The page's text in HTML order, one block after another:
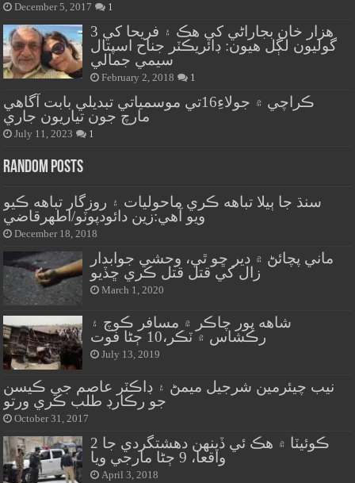
December 5, 2017 1
هزار خان بجاراڻي کي هڪ ۽ فريحا کي 3
گوليون لڳل هيون: ڊائريڪٽر جناح اسپتال
سيمي جمالي
February 2, 2018 1
ڪراچي ۾ جولاءِ16تي موسمياتي تبديلي بابت آگاهي
مارچ جون تياريون جاري
July 11, 2023 1
Random Posts
سنڌ جا ٻيلا تباهه ڪري ماحوليات ۽ روزگار تباهه ڪيو
ويو آهي:زين دائودپوٽو/اطهرقاضي
December 18, 2018
ماني پچائڻ ۾ دير ڇو ٿي، وحشي جوابدار
زال کي قتل قتل ڪري ڇڏيو
March 1, 2020
شاهه پور چاڪر ۾ مسافر ڪوچ ۽
رڪشاس ۾ ٽڪر،10 ڄڻا فوت
July 13, 2019
نيب چيئرمين شرجيل ميمڻ ۽ ڊاڪٽر عاصم جي ڪيسن
جو رڪارڊ طلب ڪري ورتو
October 31, 2017
ڪوئيٽا ۾ هڪ ئي ڏينهن دهشتگردي جا 2
واقعا، 9 ڄڻا مارجي ويا
April 3, 2018